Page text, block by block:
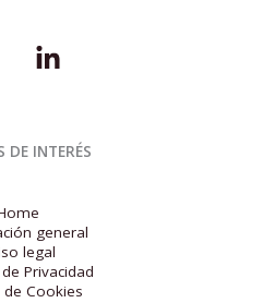
DE INTERÉS
general
legal
Privacidad
de Cookies